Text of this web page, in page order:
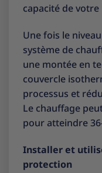
capacité de votre
Une fois le
système de
une montée en
couvercle
processus et
Le chauffage
pour atteindre 36-
Installer et
protection